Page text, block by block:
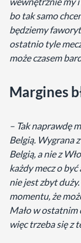
bo tak samo
będziemy
ostatnio tyle
może czasem
Margines
– Tak naprawdę
Belgią. Wygrana
Belgią, a nie z
każdy mecz o
nie jest zbyt
momentu, że
Mało w ostatnim
więc trzeba się z